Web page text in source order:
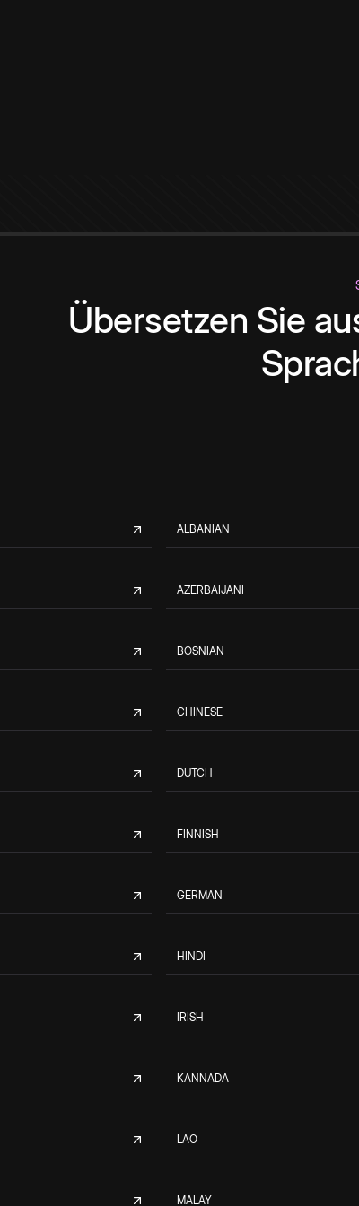
Übersetzen Sie
ALBANIAN
AZERBAIJANI
BOSNIAN
CHINESE
DUTCH
FINNISH
GERMAN
HINDI
IRISH
KANNADA
LAO
MALAY